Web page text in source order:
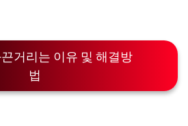
거리는 이유 및 해결방
법